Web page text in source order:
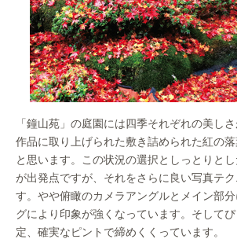
「鐘山苑」の庭園には四季それぞれの美し
作品に取り上げられた敷き詰められた紅の
と思います。この状況の選択としっとりと
が出発点ですが、それをさらに良い写真テ
す。やや俯瞰のカメラアングルとメイン部
グにより印象が強くなっています。そして
定、確実なピントで締めくくっています。